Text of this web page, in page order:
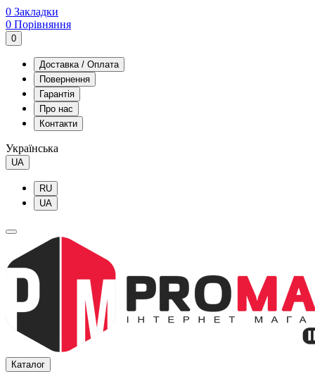
0 Закладки
0 Порівняння
0
Доставка / Оплата
Повернення
Гарантія
Про нас
Контакти
Українська
UA
RU
UA
Каталог